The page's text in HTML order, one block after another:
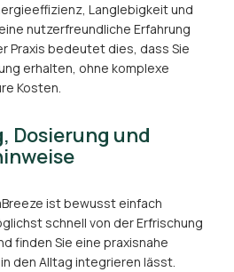
Langlebigkeit und
nutzerfreundliche Erfahrung
Praxis bedeutet dies, dass Sie
erhalten, ohne komplexe
Kosten.
Dosierung und
ist bewusst einfach
schnell von der Erfrischung
finden Sie eine praxisnahe
den Alltag integrieren lässt.